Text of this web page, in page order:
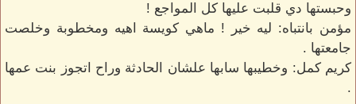
وحبستها دي قلبت عليها كل المواجع !
مؤمن بانتباه: ليه خير ! ماهي كويسة اهيه ومخطوبة وخلصت
جامعتها .
كريم كمل: وخطيبها سابها علشان الحادثة وراح اتجوز بنت عمها
.